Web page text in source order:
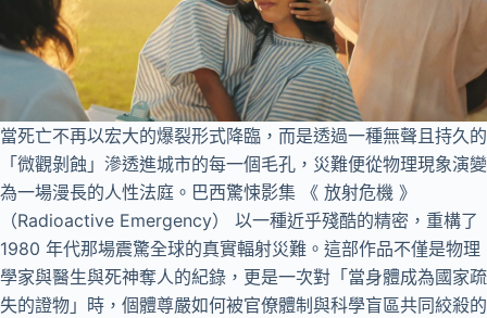
當死亡不再以宏大的爆裂形式降臨，而是透過一種無聲且持久的
「微觀剝蝕」滲透進城市的每一個毛孔，災難便從物理現象演變
為一場漫長的人性法庭。巴西驚悚影集 《 放射危機 》
（Radioactive Emergency） 以一種近乎殘酷的精密，重構了
1980 年代那場震驚全球的真實輻射災難。這部作品不僅是物理
學家與醫生與死神奪人的紀錄，更是一次對「當身體成為國家疏
失的證物」時，個體尊嚴如何被官僚體制與科學盲區共同絞殺的